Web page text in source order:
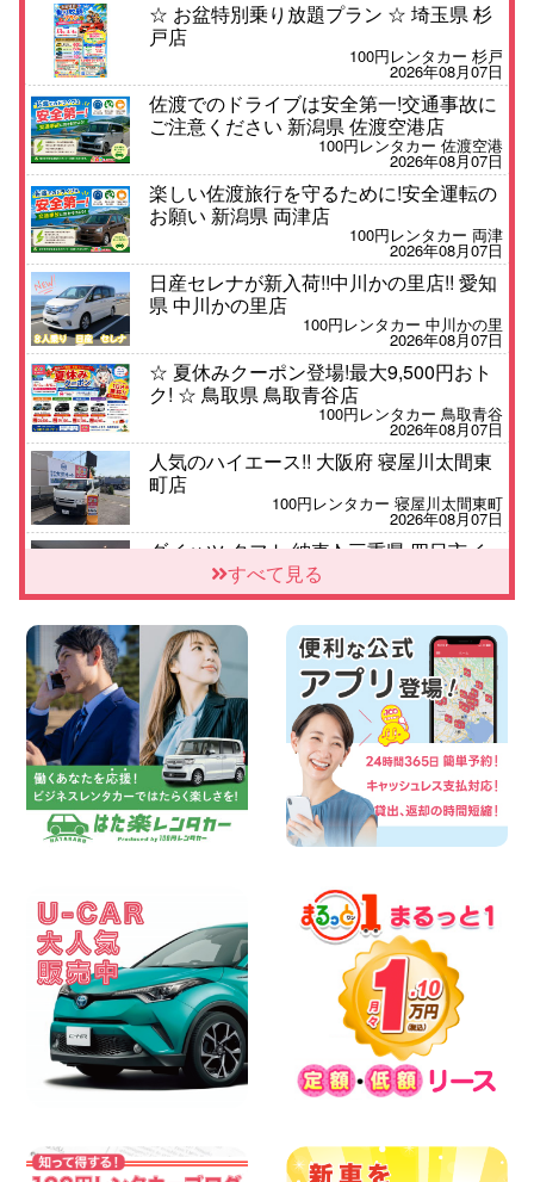
☆ お盆特別乗り放題プラン ☆ 埼玉県 杉
戸店
100円レンタカー 杉戸
2026年08月07日
佐渡でのドライブは安全第一!交通事故に
ご注意ください 新潟県 佐渡空港店
100円レンタカー 佐渡空港
2026年08月07日
楽しい佐渡旅行を守るために!安全運転の
お願い 新潟県 両津店
100円レンタカー 両津
2026年08月07日
日産セレナが新入荷!!中川かの里店!! 愛知
県 中川かの里店
100円レンタカー 中川かの里
2026年08月07日
☆ 夏休みクーポン登場!最大9,500円おト
ク! ☆ 鳥取県 鳥取青谷店
100円レンタカー 鳥取青谷
2026年08月07日
人気のハイエース!! 大阪府 寝屋川太間東
町店
100円レンタカー 寝屋川太間東町
2026年08月07日
ダイハツ タフト 納車♪ 三重県 四日市イ
ンター店
100円レンタカー 四日市インター
夏季休暇のお知らせ 東京都 墨田両国店
100円レンタカー 墨田両国
2026年08月07日
三河安城店 8月後半のレンタカー予約は
お早めに♪ルーミーご予約受付中です! 愛
知県 三河安城店
100円レンタカー 三河安城
2026年08月07日
お盆シーズン空きあり!!100円レンタカー
夏季休暇のお知らせ 東京都 墨田文花店
100円レンタカー 墨田文花
2026年08月07日
8月 お盆休みのお知らせ 広島県 ベイシテ
ィ宇品店
100円レンタカー ベイシティ宇品
2026年08月07日
横浜弥生台店限定!!夏季特別キャンペーン
100円レンタカー 横浜弥生台
2026年08月07日
すべて見る